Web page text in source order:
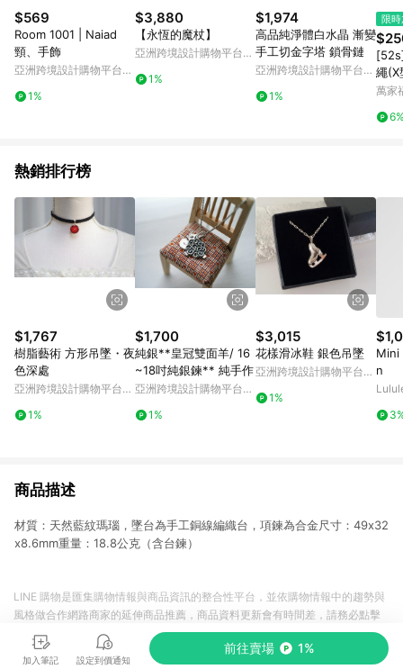
面，方享導購資格。
$569
Room 1001 | Naiad
頸、手飾
亞洲跨境設計購物平台
1%
$3,880
【永恆的魔杖】
亞洲跨境設計購物平台
1%
$1,974
高品純淨體白水晶 漸變
手工切金字塔 鎖骨鏈
亞洲跨境設計購物平台
1%
限
繩(X
萬家
熱銷排行榜
$1,767
樹脂藝術 方形吊墜・夜
色深處
亞洲跨境設計購物平台
1%
$1,700
純銀**皇冠雙面羊/ 16
~18吋純銀鍊** 純手作
亞洲跨境設計購物平台
1%
$3,015
花樣滑冰鞋 銀色吊墜
亞洲跨境設計購物平台
1%
Mini
n
商品描述
材質：天然藍紋瑪瑙，墜台為手工銅線編織台，項鍊為合金尺寸：49x32
x8.6mm重量：18.8公克（含台鍊）
加入筆記 設定到價通知
前往賣場 1%
LINE 購物是匯集購物情報與商品資訊的整合性平台，並依購物情報中的趨勢與
風格做合作網路商家的延伸商品推薦，商品資料更新會有時間差，請務必點擊
商品至各合作網路商家，確認現售價與購物條件，一切資訊以合作廠商網頁為
準。